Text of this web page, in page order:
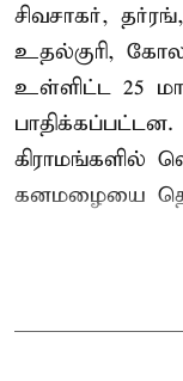
சிவசாகர்,
உதல்குரி,
உள்ளிட்ட 25
கிராமங்களில்
கனமழையை